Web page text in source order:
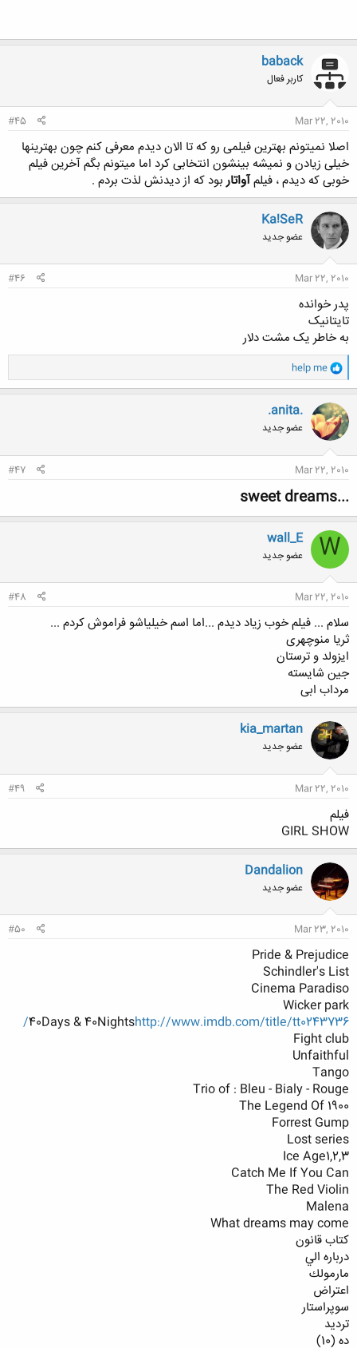
baback
کاربر فعال
Mar 22, 2010
#45
اصلا نمیتونم بهترین فیلمی رو که تا الان دیدم معرفی کنم چون بهترینها
خیلی زیادن و نمیشه بینشون انتخابی کرد اما میتونم بگم آخرین فیلم
خوبی که دیدم ، فیلمآواتاربود که از دیدنش لذت بردم .
Ka!SeR
عضو جدید
Mar 22, 2010
#46
پدر خوانده
تایتانیک
به خاطر یک مشت دلار
و
ا
ک
ن
ش
ه
ا
help me
.anita.
عضو جدید
Mar 22, 2010
#47
...sweet dreams
W
wall_E
عضو جدید
Mar 22, 2010
#48
سلام ... فیلم خوب زیاد دیدم ...اما اسم خیلیاشو فراموش کردم ...
ثریا منوچهری
ایزولد و ترستان
جین شایسته
مرداب ابی
kia_martan
عضو جدید
Mar 22, 2010
#49
فیلم
GIRL SHOW
Dandalion
عضو جدید
Mar 23, 2010
#50
Pride & Prejudice
Schindler's List
Cinema Paradiso
Wicker park
40Days & 40Nightshttp://www.imdb.com/title/tt0243736/
Fight club
Unfaithful
Tango
Trio of : Bleu - Bialy - Rouge
The Legend Of 1900
Forrest Gump
Lost series
Ice Age1,2,3
Catch Me If You Can
The Red Violin
Malena
What dreams may come
كتاب قانون
درباره الي
مارمولك
اعتراض
سوپراستار
ترديد
ده (10)